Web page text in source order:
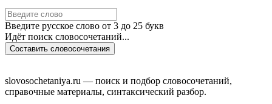
Введите русское слово от 3 до 25 букв
Идёт поиск словосочетаний...
Составить словосочетания
slovosochetaniya.ru — поиск и подбор словосочетаний,
справочные материалы, синтаксический разбор.